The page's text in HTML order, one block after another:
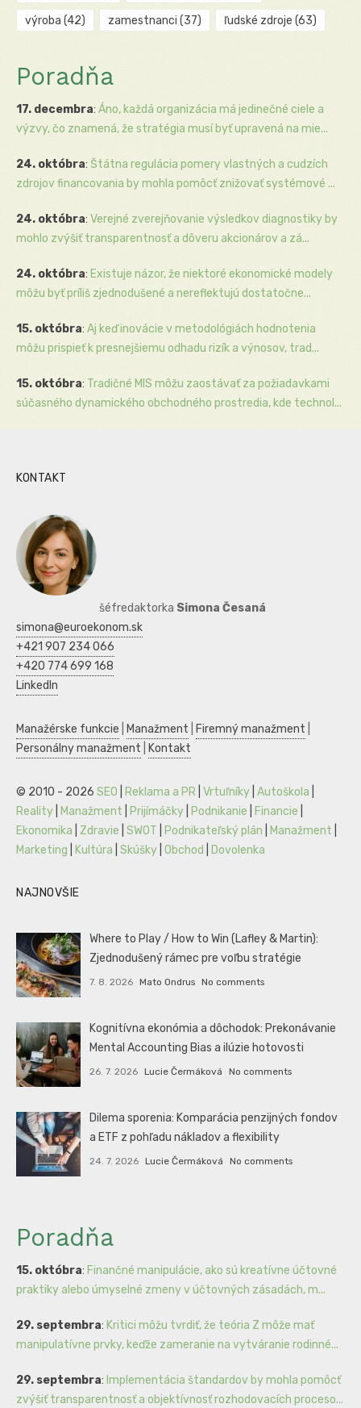
výroba (42) zamestnanci (37) ľudské zdroje (63)
Poradňa
17. decembra: Áno, každá organizácia má jedinečné ciele a
výzvy, čo znamená, že stratégia musí byť upravená na mie...
24. októbra: Štátna regulácia pomery vlastných a cudzích
zdrojov financovania by mohla pomôcť znižovať systémové ...
24. októbra: Verejné zverejňovanie výsledkov diagnostiky by
mohlo zvýšiť transparentnosť a dôveru akcionárov a zá...
24. októbra: Existuje názor, že niektoré ekonomické modely
môžu byť príliš zjednodušené a nereflektujú dostatočne...
15. októbra: Aj keď inovácie v metodológiách hodnotenia
môžu prispieť k presnejšiemu odhadu rizík a výnosov, trad...
15. októbra: Tradičné MIS môžu zaostávať za požiadavkami
súčasného dynamického obchodného prostredia, kde technol...
KONTAKT
šéfredaktorka Simona Česaná
simona@euroekonom.sk
+421 907 234 066
+420 774 699 168
LinkedIn
Manažérske funkcie Manažment Firemný manažment
Personálny manažment
Kontakt
© 2010 - 2026 SEO Reklama a PR Vrtuľníky Autoškola
Reality
Manažment Prijímáčky Podnikanie Financie
Ekonomika
Zdravie SWOT Podnikateľský plán Manažment
Marketing
Kultúra Skúšky Obchod Dovolenka
NAJNOVŠIE
Where to Play / How to Win (Lafley & Martin):
Zjednodušený rámec pre voľbu stratégie
7. 8. 2026 Mato Ondrus No comments
Kognitívna ekonómia a dôchodok: Prekonávanie
Mental Accounting Bias a ilúzie hotovosti
26. 7. 2026 Lucie Čermáková No comments
Dilema sporenia: Komparácia penzijných fondov
a ETF z pohľadu nákladov a flexibility
24. 7. 2026 Lucie Čermáková No comments
Poradňa
15. októbra: Finančné manipulácie, ako sú kreatívne účtovné
praktiky alebo úmyselné zmeny v účtovných zásadách, m...
29. septembra: Kritici môžu tvrdiť, že teória Z môže mať
manipulatívne prvky, keďže zameranie na vytváranie rodinné...
29. septembra: Implementácia štandardov by mohla pomôcť
zvýšiť transparentnosť a objektívnosť rozhodovacích proceso...